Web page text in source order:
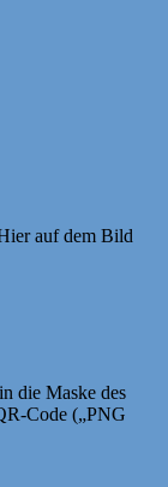
auf dem Bild
die Maske des
Code („PNG